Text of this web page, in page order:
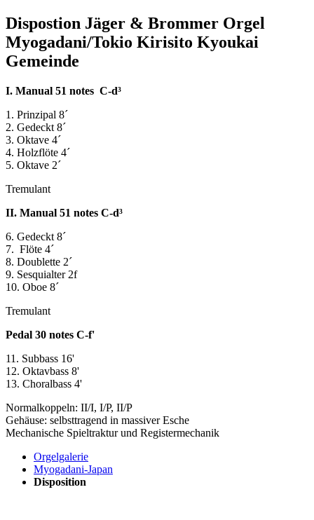
Dispostion Jäger & Brommer Orgel
Myogadani/Tokio Kirisito Kyoukai
Gemeinde
I. Manual 51 notes C-d³
1. Prinzipal 8´
2. Gedeckt 8´
3. Oktave 4´
4. Holzflöte 4´
5. Oktave 2´
Tremulant
II. Manual 51 notes C-d³
6. Gedeckt 8´
7. Flöte 4´
8. Doublette 2´
9. Sesquialter 2f
10. Oboe 8´
Tremulant
Pedal 30 notes C-f'
11. Subbass 16'
12. Oktavbass 8'
13. Choralbass 4'
Normalkoppeln: II/I, I/P, II/P
Gehäuse: selbsttragend in massiver Esche
Mechanische Spieltraktur und Registermechanik
Orgelgalerie
Myogadani-Japan
Disposition